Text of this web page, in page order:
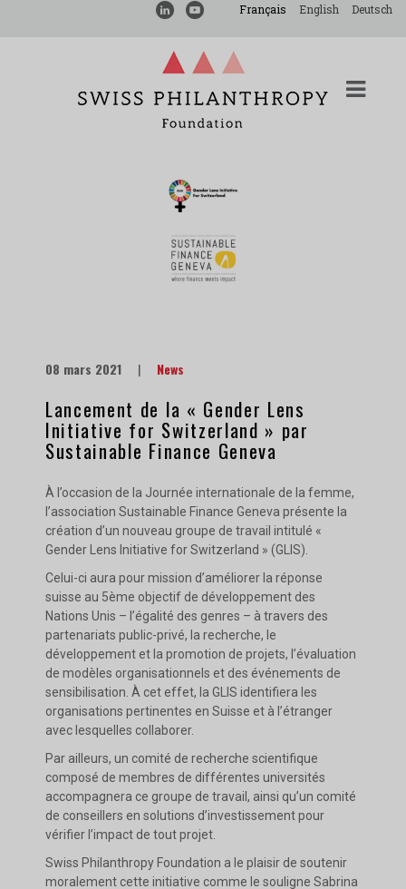
Français English Deutsch
08 mars 2021 | News
Lancement de la « Gender Lens
Initiative for Switzerland » par
Sustainable Finance Geneva
À l’occasion de la Journée internationale de la femme,
l’association Sustainable Finance Geneva présente la
création d’un nouveau groupe de travail intitulé «
Gender Lens Initiative for Switzerland » (GLIS).
Celui-ci aura pour mission d’améliorer la réponse
suisse au 5ème objectif de développement des
Nations Unis – l’égalité des genres – à travers des
partenariats public-privé, la recherche, le
développement et la promotion de projets, l’évaluation
de modèles organisationnels et des événements de
sensibilisation. À cet effet, la GLIS identifiera les
organisations pertinentes en Suisse et à l’étranger
avec lesquelles collaborer.
Par ailleurs, un comité de recherche scientifique
composé de membres de différentes universités
accompagnera ce groupe de travail, ainsi qu’un comité
de conseillers en solutions d’investissement pour
vérifier l’impact de tout projet.
Swiss Philanthropy Foundation a le plaisir de soutenir
moralement cette initiative comme le souligne Sabrina